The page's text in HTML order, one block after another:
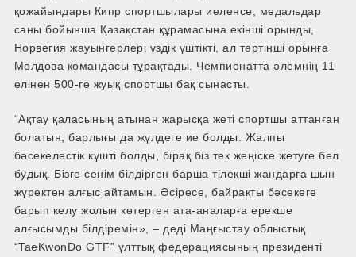
қожайындары Кипр спортшылары иеленсе, медальдар
саны бойынша Қазақстан құрамасына екінші орынды,
Норвегия жауынгерлері үздік үштікті, ал төртінші орынға
Молдова командасы тұрақтады. Чемпионатта әлемнің 11
елінен 500-ге жуық спортшы бақ сынасты.
“Ақтау қаласының атынан жарысқа жеті спортшы аттанған
болатын, барлығы да жүлдеге ие болды. Жалпы
бәсекелестік күшті болды, бірақ біз тек жеңіске жетуге бел
будық. Бізге сенім білдірген барша тілекші жандарға шын
жүректен алғыс айтамын. Әсіресе, байрақты бәсекеге
барып келу жолын көтерген ата-аналарға ерекше
алғысымды білдіремін», – деді Маңғыстау облыстық
“TaeKwonDo GTF” ұлттық федерациясының президенті